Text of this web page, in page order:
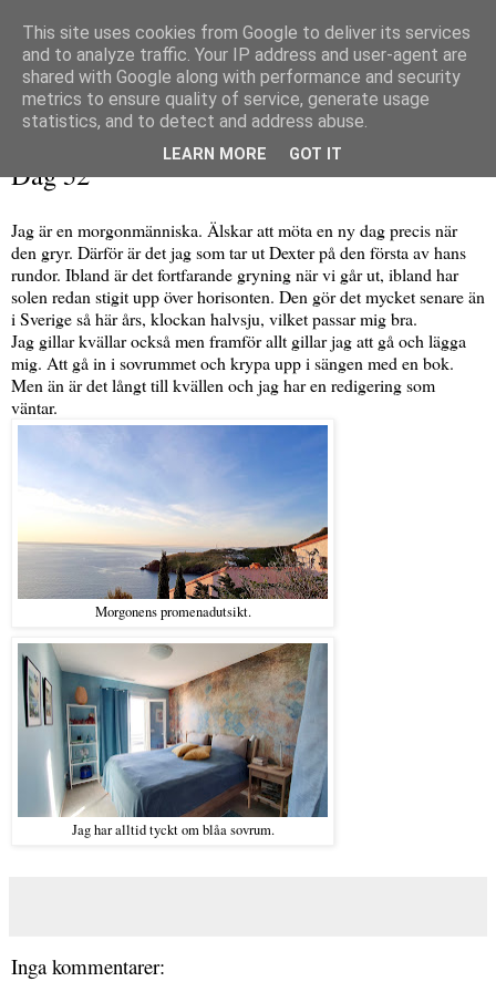
Dag 52
Jag är en morgonmänniska. Älskar att möta en ny dag precis när
den gryr. Därför är det jag som tar ut Dexter på den första av hans
rundor. Ibland är det fortfarande gryning när vi går ut, ibland har
solen redan stigit upp över horisonten. Den gör det mycket senare än
i Sverige så här års, klockan halvsju, vilket passar mig bra.
Jag gillar kvällar också men framför allt gillar jag att gå och lägga
mig. Att gå in i sovrummet och krypa upp i sängen med en bok.
Men än är det långt till kvällen och jag har en redigering som
väntar.
Morgonens promenadutsikt.
Jag har alltid tyckt om blåa sovrum.
Inga kommentarer:
This site uses cookies from Google to deliver its services
and to analyze traffic. Your IP address and user-agent are
shared with Google along with performance and security
metrics to ensure quality of service, generate usage
statistics, and to detect and address abuse.
LEARN MORE GOT IT